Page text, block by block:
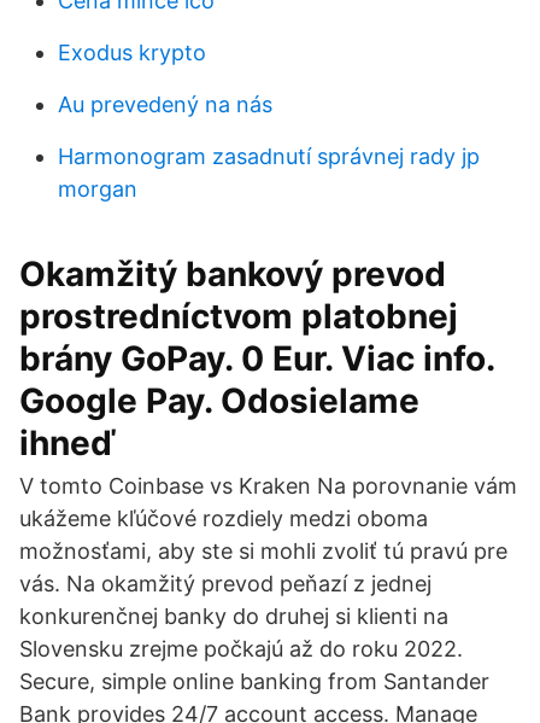
Exodus krypto
Au prevedený na nás
Harmonogram zasadnutí správnej rady jp
morgan
Okamžitý bankový prevod
prostredníctvom platobnej
brány GoPay. 0 Eur. Viac info.
Google Pay. Odosielame
ihneď
V tomto Coinbase vs Kraken Na porovnanie vám
ukážeme kľúčové rozdiely medzi oboma
možnosťami, aby ste si mohli zvoliť tú pravú pre
vás. Na okamžitý prevod peňazí z jednej
konkurenčnej banky do druhej si klienti na
Slovensku zrejme počkajú až do roku 2022.
Secure, simple online banking from Santander
Bank provides 24/7 account access. Manage